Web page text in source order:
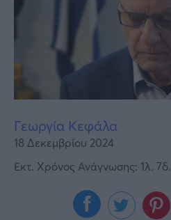
Γεωργία Κεφάλα
18 Δεκεμβρίου 2024
Εκτ. Χρόνος Ανάγνωσης: 1λ. 7δ.